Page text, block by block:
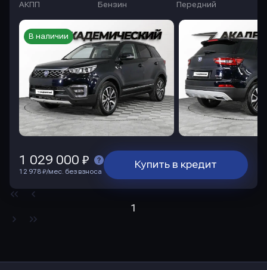
АКПП
Бензин Передний
В наличии
Купить в кредит
1 029 000 ₽
12 978 ₽/мес. без взноса
1